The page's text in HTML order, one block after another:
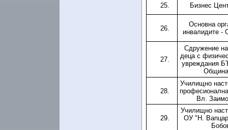
25.
Бизнес
26.
Основна
инвалидите -
27.
Сдружение
деца с
увреждания
28.
Училищно
Вл.
29.
Училищно
ОУ "Н.